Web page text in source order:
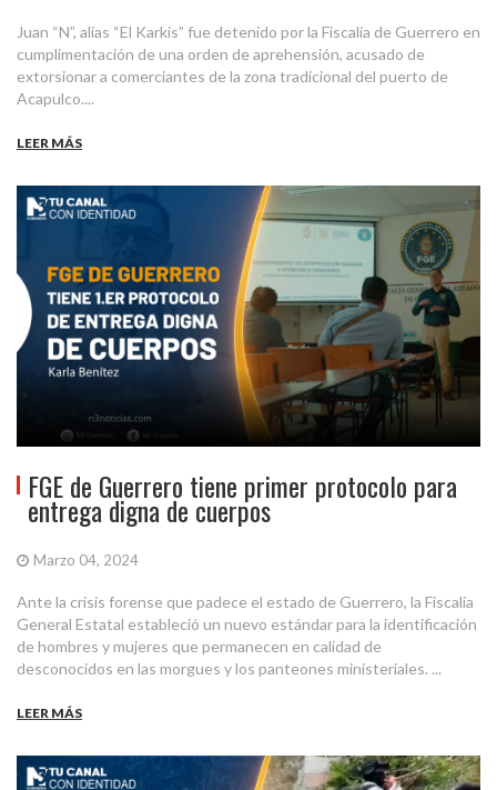
Juan “N”, alias “El Karkis” fue detenido por la Fiscalía de Guerrero en
cumplimentación de una orden de aprehensión, acusado de
extorsionar a comerciantes de la zona tradicional del puerto de
Acapulco....
LEER MÁS
FGE de Guerrero tiene primer protocolo para
entrega digna de cuerpos
Marzo 04, 2024
Ante la crisis forense que padece el estado de Guerrero, la Fiscalía
General Estatal estableció un nuevo estándar para la identificación
de hombres y mujeres que permanecen en calidad de
desconocidos en las morgues y los panteones ministeriales. ...
LEER MÁS